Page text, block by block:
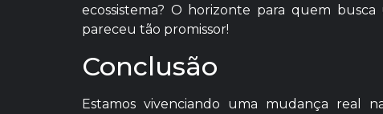
ecossistema? O horizonte para quem
pareceu tão promissor!
Conclusão
Estamos vivenciando uma mudança real